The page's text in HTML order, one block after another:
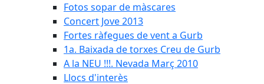
Fotos sopar de màscares
Concert Jove 2013
Fortes ràfegues de vent a Gurb
1a. Baixada de torxes Creu de Gurb
A la NEU !!!. Nevada Març 2010
Llocs d'interès